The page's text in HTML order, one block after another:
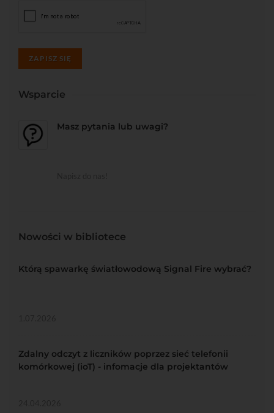
ZAPISZ SIĘ
Wsparcie
Masz pytania lub uwagi?
Nowości w bibliotece
Którą spawarkę światłowodową Signal Fire wybrać?
Zdalny odczyt z liczników poprzez sieć telefonii
komórkowej (ioT) - infomacje dla projektantów